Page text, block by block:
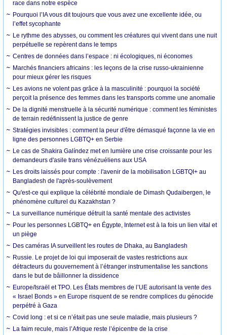
race dans notre espèce
Pourquoi l’IA vous dit toujours que vous avez une excellente idée, ou
l’effet sycophante
Le rythme des abysses, ou comment les créatures qui vivent dans une nuit
perpétuelle se repèrent dans le temps
Centres de données dans l’espace : ni écologiques, ni économes
Marchés financiers africains : les leçons de la crise russo-ukrainienne
pour mieux gérer les risques
Les avions ne volent pas grâce à la masculinité : pourquoi la société
perçoit la présence des femmes dans les transports comme une anomalie
De la dignité menstruelle à la sécurité numérique : comment les féministes
de terrain redéfinissent la justice de genre
Stratégies invisibles : comment la peur d'être démasqué façonne la vie en
ligne des personnes LGBTQ+ en Serbie
Le cas de Shakira Galíndez met en lumière une crise croissante pour les
demandeurs d'asile trans vénézuéliens aux USA
Les droits laissés pour compte : l'avenir de la mobilisation LGBTQI+ au
Bangladesh de l'après-soulèvement
Qu'est-ce qui explique la célébrité mondiale de Dimash Qudaibergen, le
phénomène culturel du Kazakhstan ?
La surveillance numérique détruit la santé mentale des activistes
Pour les personnes LGBTQ+ en Égypte, Internet est à la fois un lien vital et
un piège
Des caméras IA surveillent les routes de Dhaka, au Bangladesh
Russie. Le projet de loi qui imposerait de vastes restrictions aux
détracteurs du gouvernement à l’étranger instrumentalise les sanctions
dans le but de bâillonner la dissidence
Europe/Israël et TPO. Les États membres de l’UE autorisant la vente des
« Israel Bonds » en Europe risquent de se rendre complices du génocide
perpétré à Gaza
Covid long : et si ce n’était pas une seule maladie, mais plusieurs ?
La faim recule, mais l’Afrique reste l’épicentre de la crise